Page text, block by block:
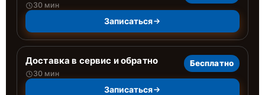
30 мин
Записаться
Доставка в сервис и обратно
30 мин
Бесплатно
Записаться